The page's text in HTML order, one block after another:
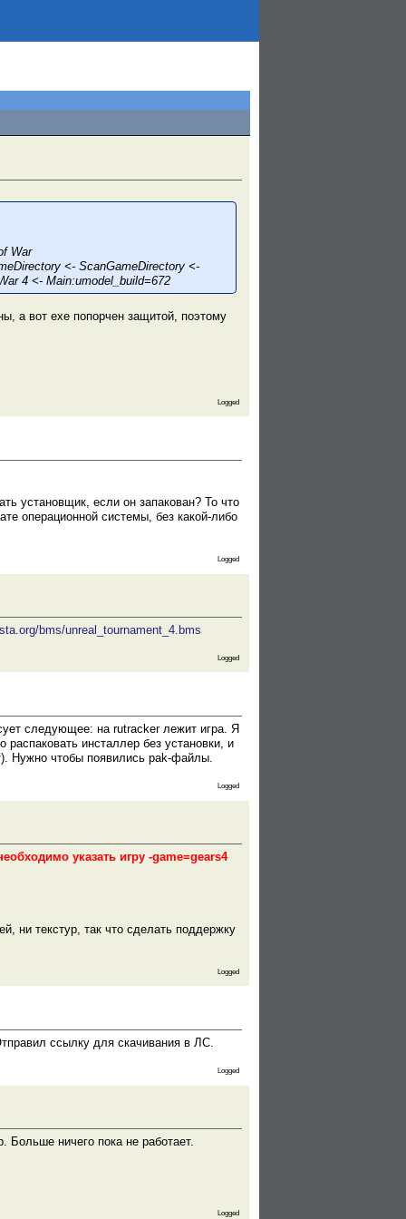
War
<- ScanGameDirectory <-
4 <- Main:umodel_build=672
а вот exe попорчен защитой, поэтому
Logged
установщик, если он запакован? То что
операционной системы, без какой-либо
Logged
bms/unreal_tournament_4.bms
Logged
следующее: на rutracker лежит игра. Я
инсталлер без установки, и
Нужно чтобы появились pak-файлы.
Logged
указать игру -game=gears4
ни текстур, так что сделать поддержку
Logged
ссылку для скачивания в ЛС.
Logged
Больше ничего пока не работает.
Logged